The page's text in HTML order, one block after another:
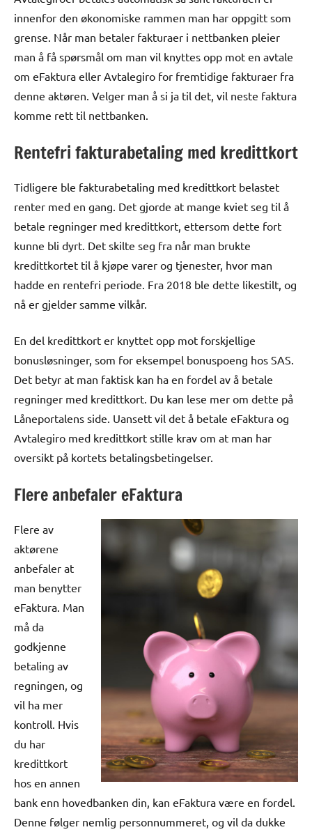
innenfor den økonomiske rammen man har oppgitt som
grense. Når man betaler fakturaer i nettbanken pleier
man å få spørsmål om man vil knyttes opp mot en avtale
om eFaktura eller Avtalegiro for fremtidige fakturaer fra
denne aktøren. Velger man å si ja til det, vil neste faktura
komme rett til nettbanken.
Rentefri fakturabetaling med kredittkort
Tidligere ble fakturabetaling med kredittkort belastet
renter med en gang. Det gjorde at mange kviet seg til å
betale regninger med kredittkort, ettersom dette fort
kunne bli dyrt. Det skilte seg fra når man brukte
kredittkortet til å kjøpe varer og tjenester, hvor man
hadde en rentefri periode. Fra 2018 ble dette likestilt, og
nå er gjelder samme vilkår.
En del kredittkort er knyttet opp mot forskjellige
bonusløsninger, som for eksempel bonuspoeng hos SAS.
Det betyr at man faktisk kan ha en fordel av å betale
regninger med kredittkort. Du kan lese mer om dette på
Låneportalens side. Uansett vil det å betale eFaktura og
Avtalegiro med kredittkort stille krav om at man har
oversikt på kortets betalingsbetingelser.
Flere anbefaler eFaktura
Flere av
aktørene
anbefaler at
man benytter
eFaktura. Man
må da
godkjenne
betaling av
regningen, og
vil ha mer
kontroll. Hvis
du har
kredittkort
hos en annen
bank enn hovedbanken din, kan eFaktura være en fordel.
Denne følger nemlig personnummeret, og vil da dukke